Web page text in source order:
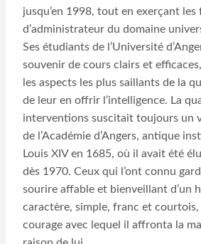
jusqu’en 1998, tout en exerçant
d’administrateur du domaine
Ses étudiants de l’Université
souvenir de cours clairs et
les aspects les plus saillants de la
de leur en offrir l’intelligence. La
interventions suscitait toujours un
de l’Académie d’Angers, antique
Louis XIV en 1685, où il avait été
dès 1970. Ceux qui l’ont connu
sourire affable et bienveillant d’un
caractère, simple, franc et courtois,
courage avec lequel il affronta la